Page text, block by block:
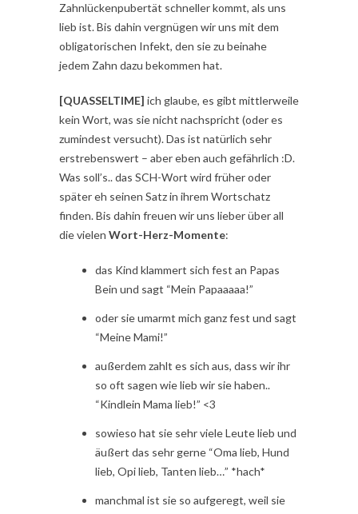
Zahnlückenpubertät schneller kommt, als uns
lieb ist. Bis dahin vergnügen wir uns mit dem
obligatorischen Infekt, den sie zu beinahe
jedem Zahn dazu bekommen hat.
[QUASSELTIME] ich glaube, es gibt mittlerweile
kein Wort, was sie nicht nachspricht (oder es
zumindest versucht). Das ist natürlich sehr
erstrebenswert – aber eben auch gefährlich :D.
Was soll’s.. das SCH-Wort wird früher oder
später eh seinen Satz in ihrem Wortschatz
finden. Bis dahin freuen wir uns lieber über all
die vielen Wort-Herz-Momente:
das Kind klammert sich fest an Papas
Bein und sagt “Mein Papaaaaa!”
oder sie umarmt mich ganz fest und sagt
“Meine Mami!”
außerdem zahlt es sich aus, dass wir ihr
so oft sagen wie lieb wir sie haben..
“Kindlein Mama lieb!” <3
sowieso hat sie sehr viele Leute lieb und
äußert das sehr gerne “Oma lieb, Hund
lieb, Opi lieb, Tanten lieb…” *hach*
manchmal ist sie so aufgeregt, weil sie